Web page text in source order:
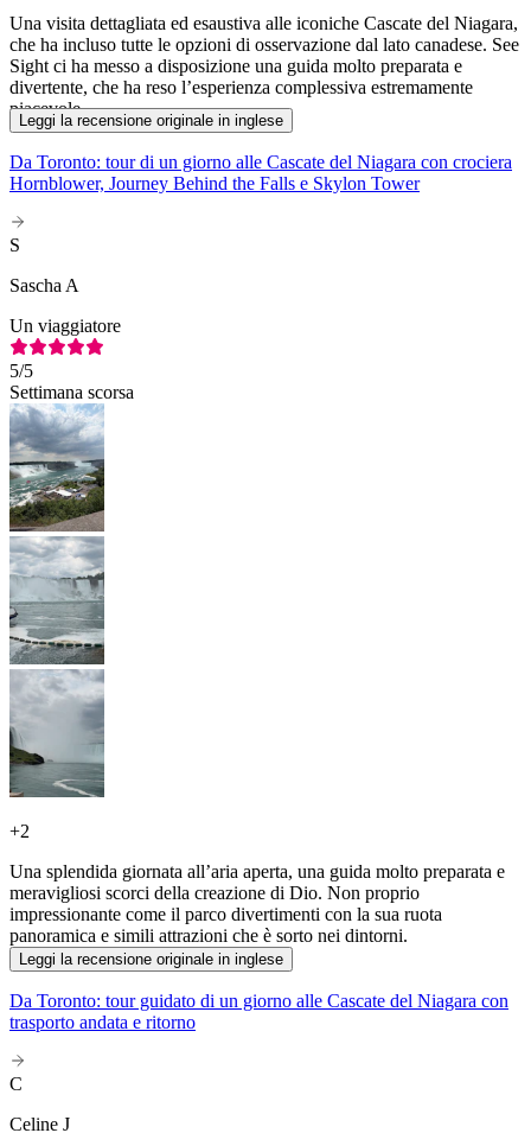
Una visita dettagliata ed esaustiva alle iconiche Cascate del Niagara,
che ha incluso tutte le opzioni di osservazione dal lato canadese. See
Sight ci ha messo a disposizione una guida molto preparata e
divertente, che ha reso l’esperienza complessiva estremamente
piacevole.
Leggi la recensione originale in inglese
Da Toronto: tour di un giorno alle Cascate del Niagara con crociera
Hornblower, Journey Behind the Falls e Skylon Tower
S
Sascha A
Un viaggiatore
5/5
Settimana scorsa
+2
Una splendida giornata all’aria aperta, una guida molto preparata e
meravigliosi scorci della creazione di Dio. Non proprio
impressionante come il parco divertimenti con la sua ruota
panoramica e simili attrazioni che è sorto nei dintorni.
Leggi la recensione originale in inglese
Da Toronto: tour guidato di un giorno alle Cascate del Niagara con
trasporto andata e ritorno
C
Celine J